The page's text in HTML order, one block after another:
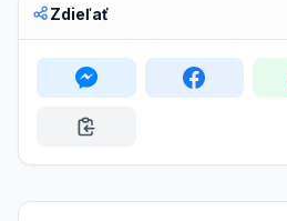
Zdieľať